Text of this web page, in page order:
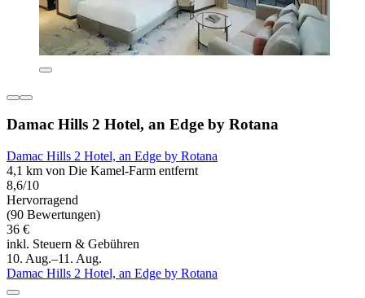
Damac Hills 2 Hotel, an Edge by Rotana
Damac Hills 2 Hotel, an Edge by Rotana
4,1 km von Die Kamel-Farm entfernt
8,6/10
Hervorragend
(90 Bewertungen)
36 €
inkl. Steuern & Gebühren
10. Aug.–11. Aug.
Damac Hills 2 Hotel, an Edge by Rotana